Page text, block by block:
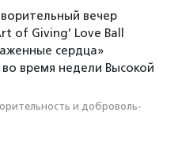
вечер
of Giving’ Love Ball
сердца»
время недели Высокой
и доброволь­